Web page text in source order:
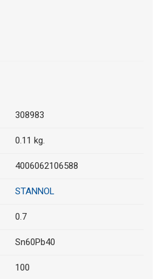
308983
0.11 kg.
4006062106588
STANNOL
0.7
Sn60Pb40
100